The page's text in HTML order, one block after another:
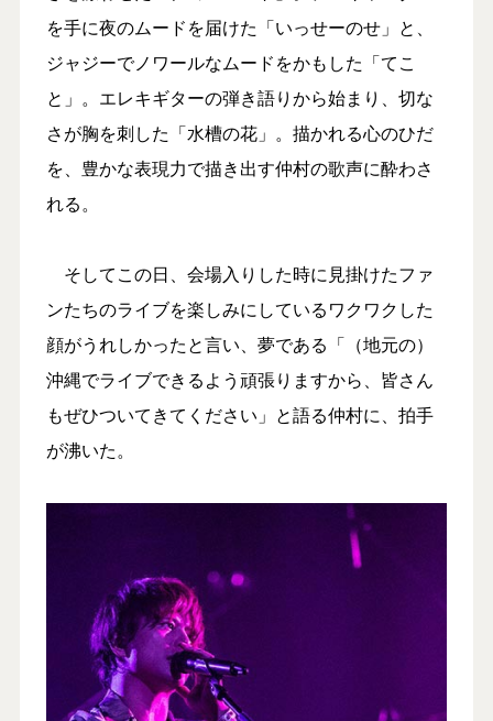
を手に夜のムードを届けた「いっせーのせ」と、
ジャジーでノワールなムードをかもした「てこ
と」。エレキギターの弾き語りから始まり、切な
さが胸を刺した「水槽の花」。描かれる心のひだ
を、豊かな表現力で描き出す仲村の歌声に酔わさ
れる。
そしてこの日、会場入りした時に見掛けたファ
ンたちのライブを楽しみにしているワクワクした
顔がうれしかったと言い、夢である「（地元の）
沖縄でライブできるよう頑張りますから、皆さん
もぜひついてきてください」と語る仲村に、拍手
が沸いた。